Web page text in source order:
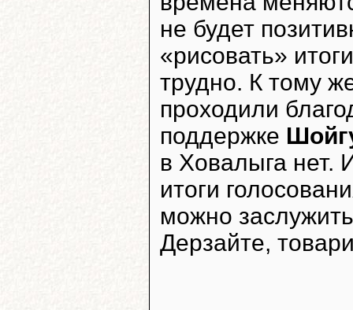
не будет
«рисовать»
трудно. К тому
проходили
поддержке
в Ховалыга нет.
итоги
можно
Дерзайте,